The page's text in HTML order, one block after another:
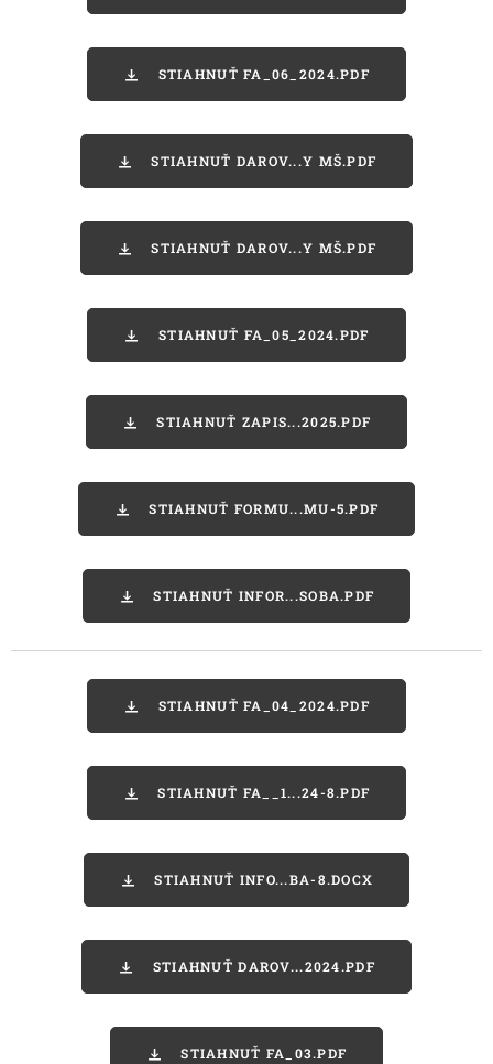
STIAHNUŤ FA_06_2024.PDF
STIAHNUŤ DAROV...Y MŠ.PDF
STIAHNUŤ DAROV...Y MŠ.PDF
STIAHNUŤ FA_05_2024.PDF
STIAHNUŤ ZAPIS...2025.PDF
STIAHNUŤ FORMU...MU-5.PDF
STIAHNUŤ INFOR...SOBA.PDF
STIAHNUŤ FA_04_2024.PDF
STIAHNUŤ FA__1...24-8.PDF
STIAHNUŤ INFO...BA-8.DOCX
STIAHNUŤ DAROV...2024.PDF
STIAHNUŤ FA_03.PDF